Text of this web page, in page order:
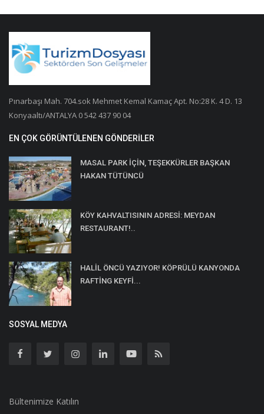
Pınarbaşı Mah. 704.sok Mehmet Kemal Kamaç Apt. No:28 K. 4 D. 13
Konyaaltı/ANTALYA 0 542 437 90 04
EN ÇOK GÖRÜNTÜLENEN GÖNDERILER
MASAL PARK İÇİN, TEŞEKKÜRLER BAŞKAN
HAKAN TÜTÜNCÜ
KÖY KAHVALTISININ ADRESİ: MEYDAN
RESTAURANT!..
HALİL ÖNCÜ YAZIYOR! KÖPRÜLÜ KANYONDA
RAFTİNG KEYFİ...
SOSYAL MEDYA
Bültenimize Katılın